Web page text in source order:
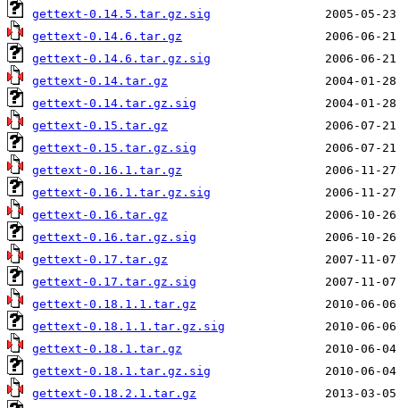
gettext-0.14.5.tar.gz.sig
gettext-0.14.6.tar.gz
gettext-0.14.6.tar.gz.sig
gettext-0.14.tar.gz
gettext-0.14.tar.gz.sig
gettext-0.15.tar.gz
gettext-0.15.tar.gz.sig
gettext-0.16.1.tar.gz
gettext-0.16.1.tar.gz.sig
gettext-0.16.tar.gz
gettext-0.16.tar.gz.sig
gettext-0.17.tar.gz
gettext-0.17.tar.gz.sig
gettext-0.18.1.1.tar.gz
gettext-0.18.1.1.tar.gz.sig
gettext-0.18.1.tar.gz
gettext-0.18.1.tar.gz.sig
gettext-0.18.2.1.tar.gz